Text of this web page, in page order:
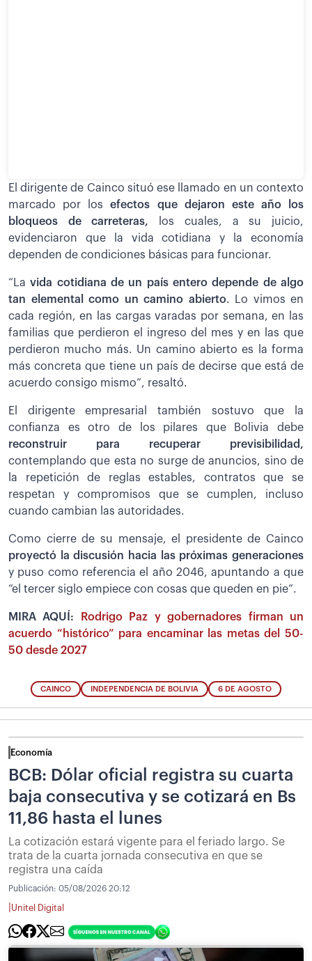
El dirigente de Cainco situó ese llamado en un contexto
marcado por losefectos que dejaron este año los
bloqueos de carreteras, los cuales, a su juicio,
evidenciaron que la vida cotidiana y la economía
dependen de condiciones básicas para funcionar.
“La vida cotidiana de un país entero depende de algo
tan elemental como un camino abierto. Lo vimos en
cada región, en las cargas varadas por semana, en las
familias que perdieron el ingreso del mes y en las que
perdieron mucho más. Un camino abierto es la forma
más concreta que tiene un país de decirse que está de
acuerdo consigo mismo”, resaltó.
El dirigente empresarial también sostuvo que la
confianza es otro de los pilares que Bolivia debe
reconstruir para recuperar previsibilidad,
contemplando que esta no surge de anuncios, sino de
la repetición de reglas estables, contratos que se
respetan y compromisos que se cumplen, incluso
cuando cambian las autoridades.
Como cierre de su mensaje, el presidente de Cainco
proyectó la discusión hacia las próximas generaciones
y puso como referencia el año 2046, apuntando a que
“el tercer siglo empiece con cosas que queden en pie”.
MIRA AQUÍ:
Rodrigo Paz y gobernadores firman un
acuerdo “histórico” para encaminar las metas del 50-
50 desde 2027
CAINCO INDEPENDENCIA DE BOLIVIA 6 DE AGOSTO
Economía
BCB: Dólar oficial registra su cuarta
baja consecutiva y se cotizará en Bs
11,86 hasta el lunes
La cotización estará vigente para el feriado largo. Se
trata de la cuarta jornada consecutiva en que se
registra una caída
Publicación: 05/08/2026 20:12
Unitel Digital